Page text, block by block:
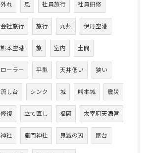
外れ 風 社員旅行 社員研修
会社旅行 旅行 九州 伊丹空港
熊本空港 旅 室内 土間
ローラー 平型 天井低い 狭い
流し台 シンク 城 熊本城 震災
修復 立て直し 福岡 太宰府天満宮
神社 竈門神社 鬼滅の刃 屋台